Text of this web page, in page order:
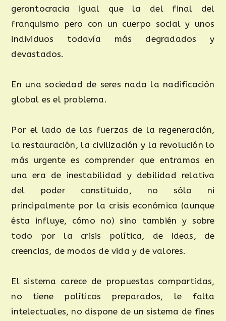
gerontocracia igual que la del final del
franquismo pero con un cuerpo social y unos
individuos todavía más degradados y
devastados.
En una sociedad de seres nada la nadificación
global es el problema.
Por el lado de las fuerzas de la regeneración,
la restauración, la civilización y la revolución lo
más urgente es comprender que entramos en
una era de inestabilidad y debilidad relativa
del poder constituido, no sólo ni
principalmente por la crisis económica (aunque
ésta influye, cómo no) sino también y sobre
todo por la crisis política, de ideas, de
creencias, de modos de vida y de valores.
El sistema carece de propuestas compartidas,
no tiene políticos preparados, le falta
intelectuales, no dispone de un sistema de fines